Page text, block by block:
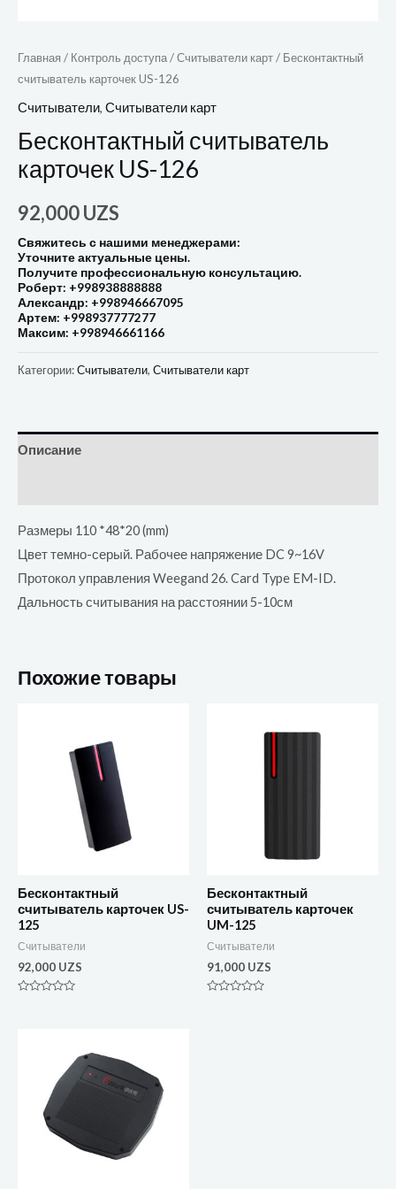
Главная / Контроль доступа/Считыватели карт/ Бесконтактный
считыватель карточек US-126
Считыватели, Считыватели карт
Бесконтактный считыватель
карточек US-126
92,000UZS
Свяжитесь с нашими менеджерами:
Уточните актуальные цены.
Получите профессиональную консультацию.
Роберт: +998938888888
Александр: +998946667095
Артем: +998937777277
Максим: +998946661166
Категории:Считыватели, Считыватели карт
Описание
Размеры 110 *48*20 (mm)
Цвет темно-серый. Рабочее напряжение DC 9~16V
Протокол управления Weegand 26. Card Type EM-ID.
Дальность считывания на расстоянии 5-10см
Похожие товары
Бесконтактный
считыватель карточек US-
125
Считыватели
92,000 UZS
Бесконтактный
считыватель карточек
UM-125
Считыватели
91,000 UZS